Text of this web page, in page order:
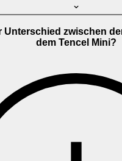
Unterschied zwischen
dem Tencel Mini?